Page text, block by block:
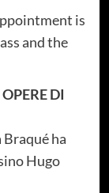
is
and the
DI
Braqué ha
Hugo